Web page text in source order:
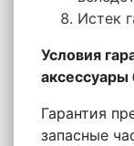
Истек
Условия
аксессуары
Гарантия
запасные